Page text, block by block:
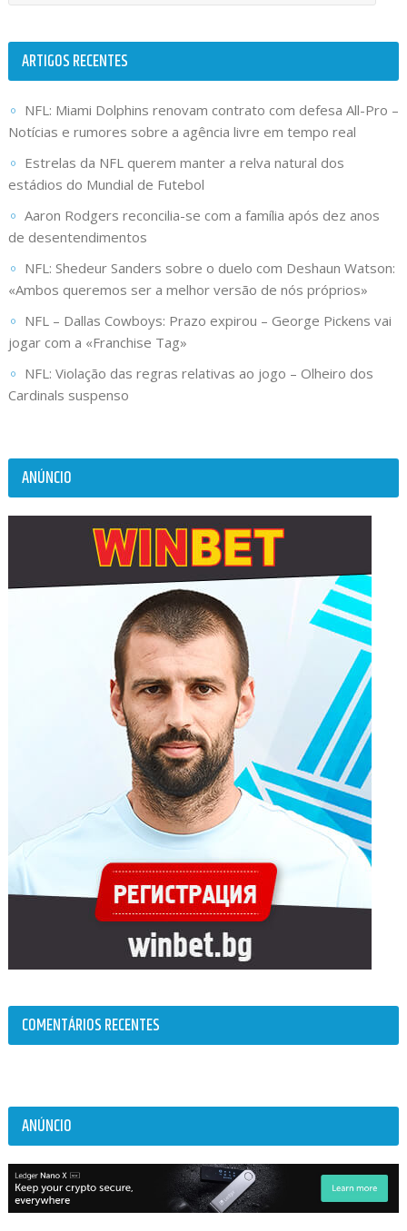
ARTIGOS RECENTES
NFL: Miami Dolphins renovam contrato com defesa All-Pro –
Notícias e rumores sobre a agência livre em tempo real
Estrelas da NFL querem manter a relva natural dos
estádios do Mundial de Futebol
Aaron Rodgers reconcilia-se com a família após dez anos
de desentendimentos
NFL: Shedeur Sanders sobre o duelo com Deshaun Watson:
«Ambos queremos ser a melhor versão de nós próprios»
NFL – Dallas Cowboys: Prazo expirou – George Pickens vai
jogar com a «Franchise Tag»
NFL: Violação das regras relativas ao jogo – Olheiro dos
Cardinals suspenso
ANÚNCIO
COMENTÁRIOS RECENTES
ANÚNCIO